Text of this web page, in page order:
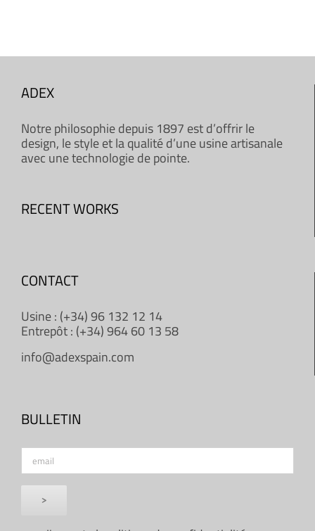
ADEX
Notre philosophie depuis 1897 est d’offrir le
design, le style et la qualité d’une usine artisanale
avec une technologie de pointe.
RECENT WORKS
CONTACT
Usine : (+34) 96 132 12 14
Entrepôt : (+34) 964 60 13 58
info@adexspain.com
BULLETIN